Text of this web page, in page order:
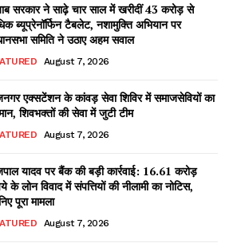
सरकार ने साढ़े चार साल में खरीदीं 43 करोड़ से
ब्यूप्रेनॉर्फिन टैबलेट, नशामुक्ति अभियान पर
समिति ने उठाए अहम सवाल
August 7, 2026
एक्सटेंशन के कांवड़ सेवा शिविर में समाजसेवियों का
शिवभक्तों की सेवा में जुटी टीम
August 7, 2026
यादव पर बैंक की बड़ी कार्रवाई: 16.61 करोड़
के लोन विवाद में संपत्तियों की नीलामी का नोटिस,
पूरा मामला
August 7, 2026